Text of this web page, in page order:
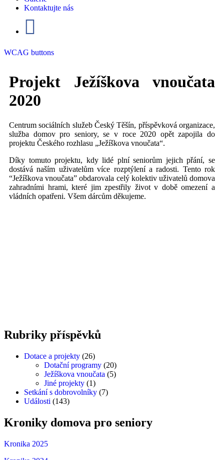
Kontaktujte nás
WCAG buttons
Projekt Ježíškova vnoučata
2020
Centrum sociálních služeb Český Těšín, příspěvková organizace,
služba domov pro seniory, se v roce 2020 opět zapojila do
projektu Českého rozhlasu „Ježíškova vnoučata“.
Díky tomuto projektu, kdy lidé plní seniorům jejich přání, se
dostává naším uživatelům více rozptýlení a radosti. Tento rok
“Ježíškova vnoučata” obdarovala celý kolektiv uživatelů domova
zahradními hrami, které jim zpestřily život v době omezení a
vládních opatřeni. Všem dárcům děkujeme.
Rubriky příspěvků
Dotace a projekty (26)
Dotační programy (20)
Ježíškova vnoučata (5)
Jiné projekty (1)
Setkání s dobrovolníky (7)
Události (143)
Kroniky domova pro seniory
Kronika 2025